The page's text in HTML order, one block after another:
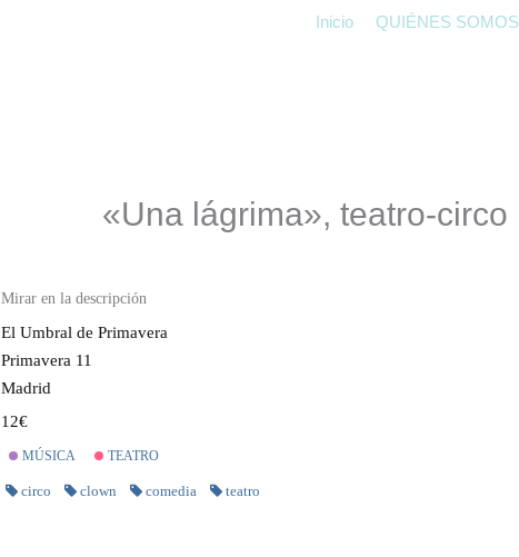
Inicio QUIÉNES SOMOS
«Una lágrima», teatro-circo
El Umbral de Primavera
Primavera 11
Madrid
12€
MÚSICA TEATRO
circo clown comedia teatro